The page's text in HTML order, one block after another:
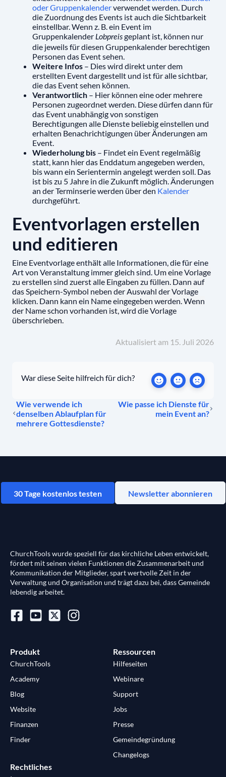
oder Gruppenkalenderverwendet werden. Durch
die Zuordnung des Events ist auch die Sichtbarkeit
einstellbar. Wenn z. B. ein Event im
Gruppenkalender Lobpreisgeplant ist, können nur
die jeweils für diesen Gruppenkalender berechtigen
Personen das Event sehen.
Weitere Infos – Dies wird direkt unter dem
erstellten Event dargestellt und ist für alle sichtbar,
die das Event sehen können.
Verantwortlich – Hier können eine oder mehrere
Personen zugeordnet werden. Diese dürfen dann für
das Event unabhängig von sonstigen
Berechtigungen alle Dienste beliebig einstellen und
erhalten Benachrichtigungen über Änderungen am
Event.
Wiederholung bis – Findet ein Event regelmäßig
statt, kann hier das Enddatum angegeben werden,
bis wann ein Serientermin angelegt werden soll. Das
ist bis zu 5 Jahre in die Zukunft möglich. Änderungen
an der Terminserie werden über den Kalender
durchgeführt.
Eventvorlagen erstellen
und editieren
Eine Eventvorlage enthält alle Informationen, die für eine
Art von Veranstaltung immer gleich sind. Um eine Vorlage
zu erstellen sind zuerst alle Eingaben zu füllen. Dann auf
das Speichern-Symbol neben der Auswahl der Vorlage
klicken. Dann kann ein Name eingegeben werden. Wenn
der Name schon vorhanden ist, wird die Vorlage
überschrieben.
Aktualisiert am 15. Juli 2026
War diese Seite hilfreich für dich?
Wie verwende ich
denselben Ablaufplan für
mehrere Gottesdienste?
Wie passe ich Dienste für
mein Event an?
30 Tage kostenlos testen Newsletter abonnieren
ChurchTools wurde speziell für das kirchliche Leben entwickelt,
fördert mit seinen vielen Funktionen die Zusammenarbeit und
Kommunikation der Mitglieder, spart wertvolle Zeit in der
Verwaltung und Organisation und trägt dazu bei, dass Gemeinde
lebendig arbeitet.
Produkt
ChurchTools
Academy
Blog
Website
Finanzen
Finder
Ressourcen
Hilfeseiten
Webinare
Support
Jobs
Presse
Gemeindegründung
Changelogs
Rechtliches